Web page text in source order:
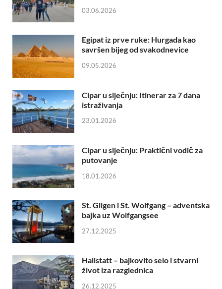
03.06.2026
Egipat iz prve ruke: Hurgada kao
savršen bijeg od svakodnevice
09.05.2026
Cipar u siječnju: Itinerar za 7 dana
istraživanja
23.01.2026
Cipar u siječnju: Praktični vodič za
putovanje
18.01.2026
St. Gilgen i St. Wolfgang – adventska
bajka uz Wolfgangsee
27.12.2025
Hallstatt – bajkovito selo i stvarni
život iza razglednica
26.12.2025